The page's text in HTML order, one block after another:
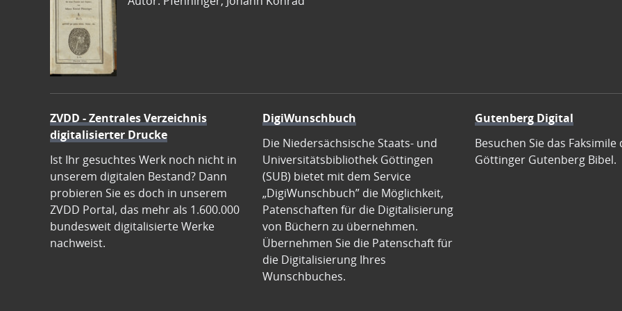
ZVDD - Zentrales Verzeichnis
digitalisierter Drucke
Ist Ihr gesuchtes Werk noch nicht in
unserem digitalen Bestand? Dann
probieren Sie es doch in unserem
ZVDD Portal, das mehr als 1.600.000
bundesweit digitalisierte Werke
nachweist.
DigiWunschbuch
Die Niedersächsische Staats- und
Universitätsbibliothek Göttingen
(SUB) bietet mit dem Service
„DigiWunschbuch” die Möglichkeit,
Patenschaften für die Digitalisierung
von Büchern zu übernehmen.
Übernehmen Sie die Patenschaft für
die Digitalisierung Ihres
Wunschbuches.
Gutenberg Digital
Besuchen Sie das Faksimile
Göttinger Gutenberg Bibel.